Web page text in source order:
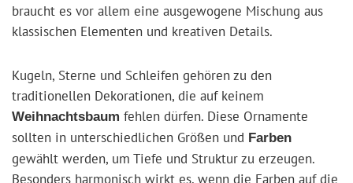
braucht es vor allem eine ausgewogene Mischung aus
klassischen Elementen und kreativen Details.
Kugeln, Sterne und Schleifen gehören zu den
traditionellen Dekorationen, die auf keinem
Weihnachtsbaum fehlen dürfen. Diese Ornamente
sollten in unterschiedlichen Größen und Farben
gewählt werden, um Tiefe und Struktur zu erzeugen.
Besonders harmonisch wirkt es, wenn die Farben auf die